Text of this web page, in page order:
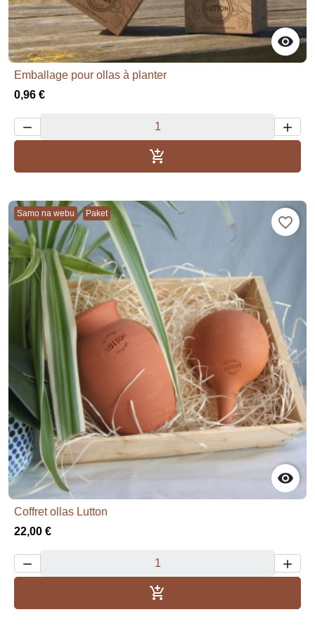

Emballage pour ollas à planter
0,96 €
 

Samo na webu Paket

favorite_border
Coffret ollas Lutton
22,00 €
 
